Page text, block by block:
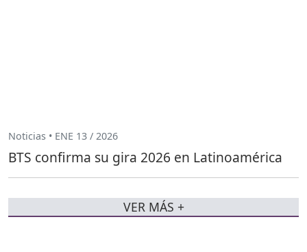
Noticias • ENE 13 / 2026
BTS confirma su gira 2026 en Latinoamérica
VER MÁS +